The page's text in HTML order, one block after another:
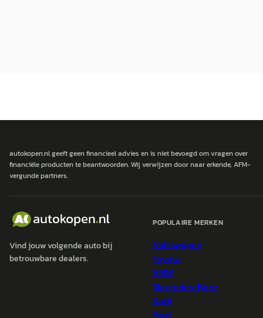
autokopen.nl geeft geen financieel advies en is niet bevoegd om vragen over
financiële producten te beantwoorden. Wij verwijzen door naar erkende, AFM-
vergunde partners.
Vind jouw volgende auto bij
betrouwbare dealers.
POPULAIRE MERKEN
Volkswagen
Toyota
BMW
Mercedes-Benz
Audi
Ford